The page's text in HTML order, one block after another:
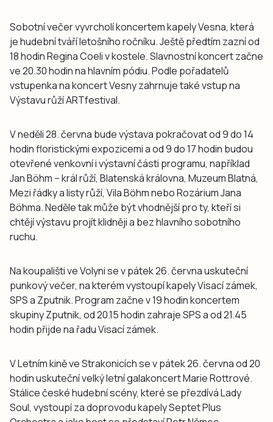
Sobotní večer vyvrcholí koncertem kapely Vesna, která
je hudební tváří letošního ročníku. Ještě předtím zazní od
18 hodin Regina Coeli v kostele. Slavnostní koncert začne
ve 20.30 hodin na hlavním pódiu. Podle pořadatelů
vstupenka na koncert Vesny zahrnuje také vstup na
Výstavu růží ARTfestival.
V neděli 28. června bude výstava pokračovat od 9 do 14
hodin floristickými expozicemi a od 9 do 17 hodin budou
otevřené venkovní i výstavní části programu, například
Jan Böhm – král růží, Blatenská královna, Muzeum Blatná,
Mezi řádky a listy růží, Vila Böhm nebo Rozárium Jana
Böhma. Neděle tak může být vhodnější pro ty, kteří si
chtějí výstavu projít klidněji a bez hlavního sobotního
ruchu.
Na koupališti ve Volyni se v pátek 26. června uskuteční
punkový večer, na kterém vystoupí kapely Visací zámek,
SPS a Zputnik. Program začne v 19 hodin koncertem
skupiny Zputnik, od 20.15 hodin zahraje SPS a od 21.45
hodin přijde na řadu Visací zámek.
V Letním kině ve Strakonicích se v pátek 26. června od 20
hodin uskuteční velký letní galakoncert Marie Rottrové.
Stálice české hudební scény, které se přezdívá Lady
Soul, vystoupí za doprovodu kapely Septet Plus